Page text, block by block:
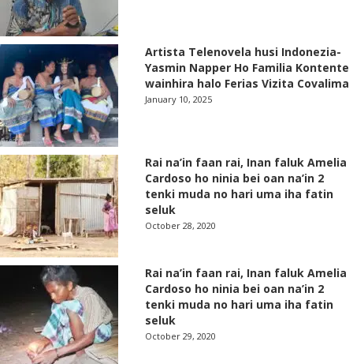
Artista Telenovela husi Indonezia-
Yasmin Napper Ho Familia Kontente
wainhira halo Ferias Vizita Covalima
January 10, 2025
Rai na’in faan rai, Inan faluk Amelia
Cardoso ho ninia bei oan na’in 2
tenki muda no hari uma iha fatin
seluk
October 28, 2020
Rai na’in faan rai, Inan faluk Amelia
Cardoso ho ninia bei oan na’in 2
tenki muda no hari uma iha fatin
seluk
October 29, 2020